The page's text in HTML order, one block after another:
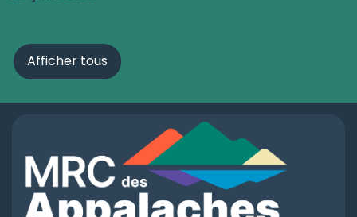
Afficher tous